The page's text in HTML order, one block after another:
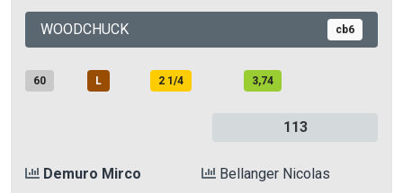
WOODCHUCK cb6
60 L 2 1/4 3,74
113
Demuro Mirco Bellanger Nicolas